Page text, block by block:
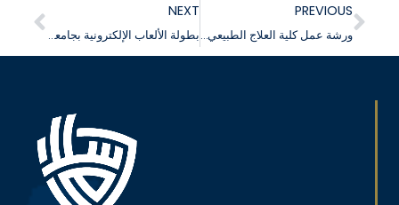
PREVIOUS
ورشة عمل كلية العلاج الطبيعي جامعة السلام بمصر
NEXT
بطولة الألعاب الإلكترونية بجامعة السلام بمصر